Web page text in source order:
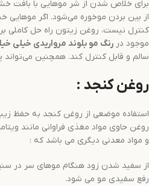
برای خلاص شدن از شر موهایی با بافت
از بین بردن موخوره می‌شود. اگر موهایی
کنترل نیست، روغن زیتون راه حل
موجود در رنگ مو بلوند مرواریدی خیلی
سالم و قابل کنترل کند. همچنین
روغن کنجد :
استفاده موضعی از روغن کنجد به حفظ
روغن حاوی مواد مغذی فراوانی مانند
و مواد معدنی دیگری می باشد که :
از سفید شدن زود هنگام موهای سر در
رفع سفیدی مو می شود.